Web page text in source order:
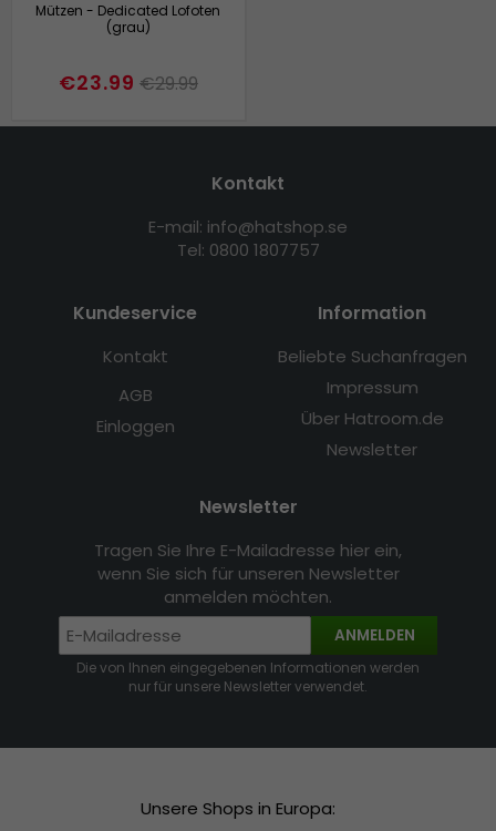
Mützen - Dedicated Lofoten
(grau)
€23.99 €29.99
Kontakt
E-mail: info@hatshop.se
Tel: 0800 1807757
Kundeservice
Kontakt
AGB
Einloggen
Information
Beliebte Suchanfragen
Impressum
Über Hatroom.de
Newsletter
Newsletter
Tragen Sie Ihre E-Mailadresse hier ein,
wenn Sie sich für unseren Newsletter
anmelden möchten.
ANMELDEN
Die von Ihnen eingegebenen Informationen werden
nur für unsere Newsletter verwendet.
Unsere Shops in Europa: